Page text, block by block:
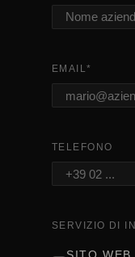
EMAIL*
TELEFONO
SERVIZIO DI